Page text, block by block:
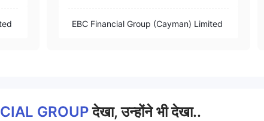
EBC Financial Group (Cayman) Limited
GROUPदेखा, उन्होंने भी देखा..